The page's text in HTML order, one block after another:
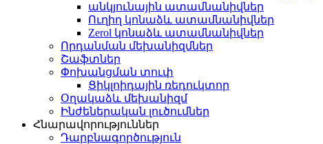
անկյունային ատամնանիվներ
Ուղիղ կոնաձև ատամնանիվներ
Zerol կոնաձև ատամնանիվներ
Որդանման մեխանիզմներ
Շաֆտներ
Փոխանցման տուփ
Ցիկլոիդային ռեդուկտոր
Օղակաձև մեխանիզմ
Ինժեներական լուծումներ
Հնարավորություններ
Դարբնագործություն